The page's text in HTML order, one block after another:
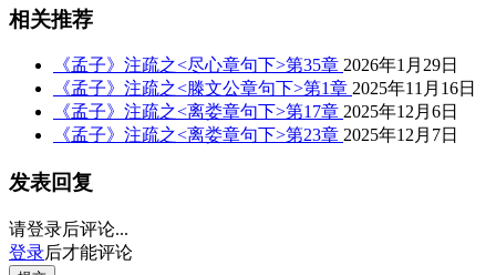
相关推荐
《孟子》注疏之<尽心章句下>第35章 2026年1月29日
《孟子》注疏之<滕文公章句下>第1章 2025年11月16日
《孟子》注疏之<离娄章句下>第17章 2025年12月6日
《孟子》注疏之<离娄章句下>第23章 2025年12月7日
发表回复
请登录后评论...
登录后才能评论